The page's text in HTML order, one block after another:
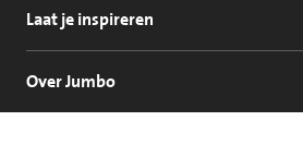
Laat je inspireren
Over Jumbo